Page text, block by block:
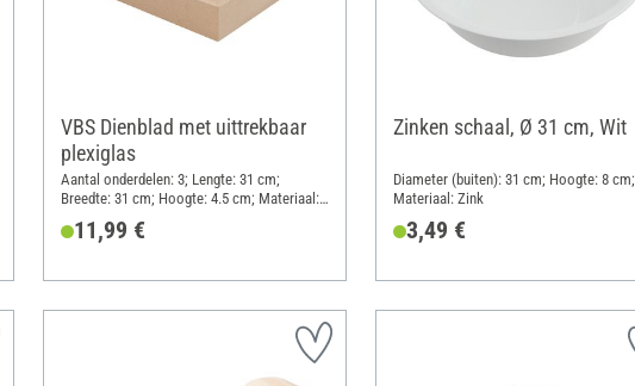
VBS Dienblad met uittrekbaar
plexiglas
Aantal onderdelen: 3; Lengte: 31 cm;
Breedte: 31 cm; Hoogte: 4.5 cm; Materiaal:
11,99 €
Zinken schaal, Ø 31 cm, Wit
Diameter (buiten): 31 cm; Hoogte: 8 cm;
Materiaal: Zink
3,49 €